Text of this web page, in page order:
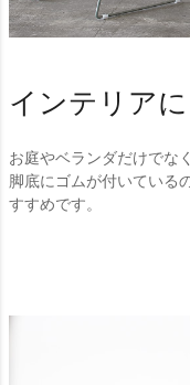
インテリア
お庭やベランダだけでな
脚底にゴムが付いている
すすめです。